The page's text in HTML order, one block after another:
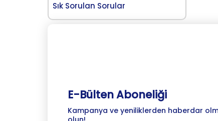
Sık Sorulan Sorular
E-Bülten Aboneliği
Kampanya ve yeniliklerden haberdar